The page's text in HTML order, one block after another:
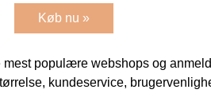
Køb nu »
populære webshops og
kundeservice,